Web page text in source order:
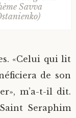
Savva
«Celui qui lit
de son
m’a-t-il dit.
Seraphim